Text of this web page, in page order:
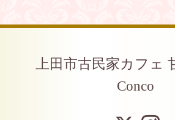
上田市古民家カフェ
Conco